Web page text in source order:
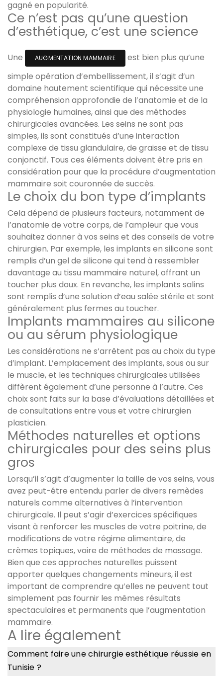
gagné en popularité.
Ce n’est pas qu’une question
d’esthétique, c’est une science
Une AUGMENTATION MAMMAIRE
est bien plus qu’une
simple opération d’embellissement, il s’agit d’un
domaine hautement scientifique qui nécessite une
compréhension approfondie de l’anatomie et de la
physiologie humaines, ainsi que des méthodes
chirurgicales avancées. Les seins ne sont pas
simples, ils sont constitués d’une interaction
complexe de tissu glandulaire, de graisse et de tissu
conjonctif. Tous ces éléments doivent être pris en
considération pour que la procédure d’augmentation
mammaire soit couronnée de succès.
Le choix du bon type d’implants
Cela dépend de plusieurs facteurs, notamment de
l’anatomie de votre corps, de l’ampleur que vous
souhaitez donner à vos seins et des conseils de votre
chirurgien. Par exemple, les implants en silicone sont
remplis d’un gel de silicone qui tend à ressembler
davantage au tissu mammaire naturel, offrant un
toucher plus doux. En revanche, les implants salins
sont remplis d’une solution d’eau salée stérile et sont
généralement plus fermes au toucher.
Implants mammaires au silicone
ou au sérum physiologique
Les considérations ne s’arrêtent pas au choix du type
d’implant. L’emplacement des implants, sous ou sur
le muscle, et les techniques chirurgicales utilisées
diffèrent également d’une personne à l’autre. Ces
choix sont faits sur la base d’évaluations détaillées et
de consultations entre vous et votre chirurgien
plasticien.
Méthodes naturelles et options
chirurgicales pour des seins plus
gros
Lorsqu’il s’agit d’augmenter la taille de vos seins, vous
avez peut-être entendu parler de divers remèdes
naturels comme alternatives à l’intervention
chirurgicale. Il peut s’agir d’exercices spécifiques
visant à renforcer les muscles de votre poitrine, de
modifications de votre régime alimentaire, de
crèmes topiques, voire de méthodes de massage.
Bien que ces approches naturelles puissent
apporter quelques changements mineurs, il est
important de comprendre qu’elles ne peuvent tout
simplement pas fournir les mêmes résultats
spectaculaires et permanents que l’augmentation
mammaire.
A lire également
Comment faire une chirurgie esthétique réussie en
Tunisie ?